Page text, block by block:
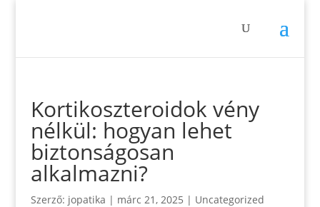
Kortikoszteroidok vény
nélkül: hogyan lehet
biztonságosan
alkalmazni?
Szerző: jopatika | márc 21, 2025 | Uncategorized